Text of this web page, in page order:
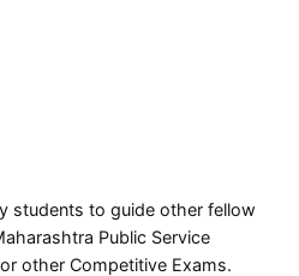
students to guide other fellow
Public Service
other Competitive Exams.